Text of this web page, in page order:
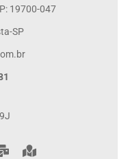
19700-047
SP